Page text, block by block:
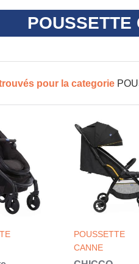
POUSSETTE
pour la categorie
POUSSETTE
CANNE